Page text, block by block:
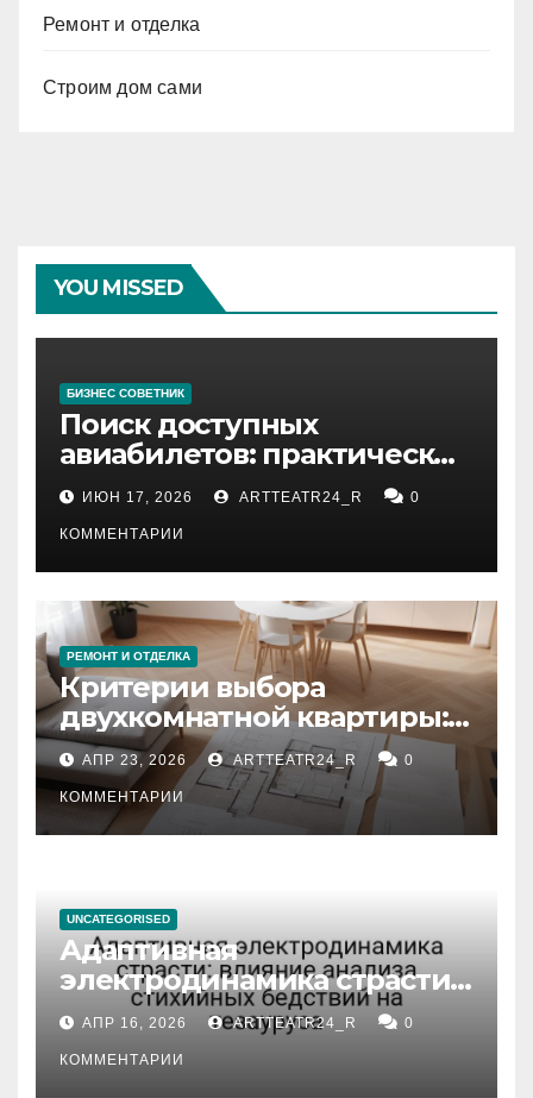
Ремонт и отделка
Строим дом сами
YOU MISSED
БИЗНЕС СОВЕТНИК
Поиск доступных
авиабилетов: практические
рекомендации
ИЮН 17, 2026 ARTTEATR24_R 0
КОММЕНТАРИИ
РЕМОНТ И ОТДЕЛКА
Критерии выбора
двухкомнатной квартиры:
планировка, площадь,
состояние и документация
АПР 23, 2026 ARTTEATR24_R 0
КОММЕНТАРИИ
UNCATEGORISED
Адаптивная
электродинамика страсти:
влияние анализа
стихийных бедствий на
тезауруса
АПР 16, 2026 ARTTEATR24_R 0
КОММЕНТАРИИ